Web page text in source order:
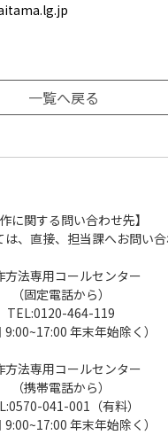
作に関する問い合わせ先】
、直接、担当課へお問い合
方法専用コールセンター
（固定電話から）
TEL:0120-464-119
9:00~17:00 年末年始除く）
方法専用コールセンター
（携帯電話から）
041-001（有料）
9:00~17:00 年末年始除く）